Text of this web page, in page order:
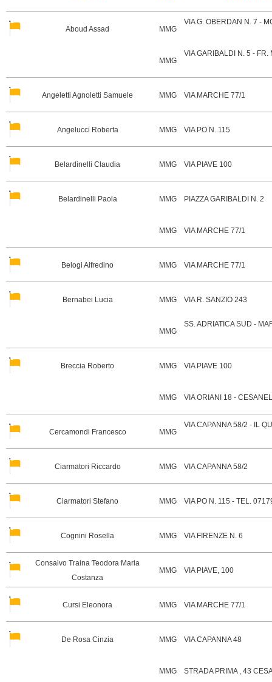
Aboud Assad MMG
VIA G. OBERDAN N. 7 -
MMG
VIA GARIBALDI N. 5 - FR.
Angeletti Agnoletti Samuele MMG VIA MARCHE 77/1
Angelucci Roberta MMG VIA PO N. 115
Belardinelli Claudia MMG VIA PIAVE 100
Belardinelli Paola MMG PIAZZA GARIBALDI N. 2
MMG VIA MARCHE 77/1
Belogi Alfredino MMG VIA MARCHE 77/1
Bernabei Lucia MMG VIA R. SANZIO 243
MMG
SS. ADRIATICA SUD -
Breccia Roberto MMG VIA PIAVE 100
MMG VIA ORIANI 18 -
Cercamondi Francesco MMG
VIA CAPANNA 58/2 - IL
Ciarmatori Riccardo MMG VIA CAPANNA 58/2
Ciarmatori Stefano MMG VIA PO N. 115 - TEL.
Cognini Rosella MMG VIA FIRENZE N. 6
Consalvo Traina Teodora Maria
Costanza
MMG VIA PIAVE, 100
Cursi Eleonora MMG VIA MARCHE 77/1
De Rosa Cinzia MMG VIA CAPANNA 48
MMG STRADA PRIMA , 43